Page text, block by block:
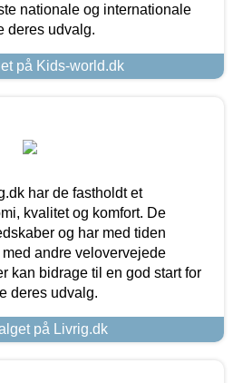
nationale og internationale
deres udvalg.
på Kids-world.dk
har de fastholdt et
kvalitet og komfort. De
og har med tiden
andre velovervejede
kan bidrage til en god start for
deres udvalg.
på Livrig.dk